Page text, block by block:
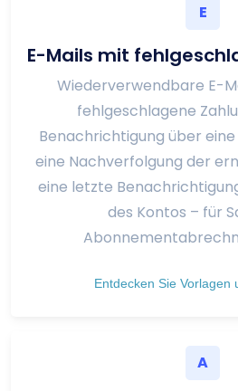
E
E-Mails mit
Wiederverwendbare E-
fehlgeschlagene
Benachrichtigung über
eine Nachverfolgung der
eine letzte
des Kontos – für
Entdecken Sie Vorlagen
A